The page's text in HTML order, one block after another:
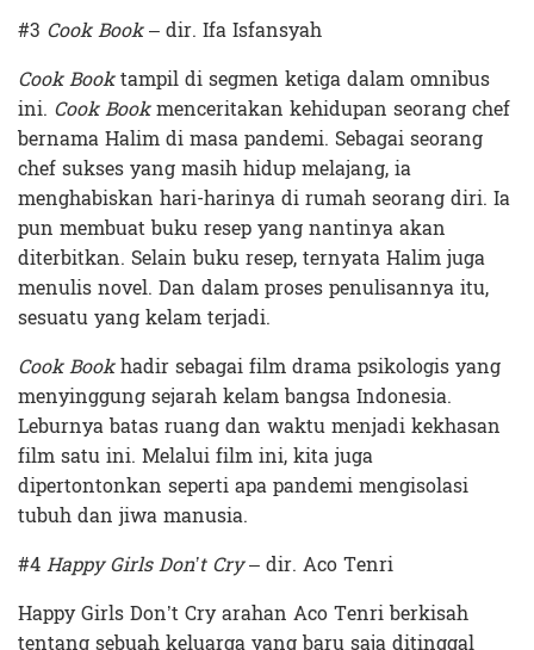
#3 Cook Book– dir. Ifa Isfansyah
Cook Booktampil di segmen ketiga dalam omnibus
ini. Cook Bookmenceritakan kehidupan seorang chef
bernama Halim di masa pandemi. Sebagai seorang
chef sukses yang masih hidup melajang, ia
menghabiskan hari-harinya di rumah seorang diri. Ia
pun membuat buku resep yang nantinya akan
diterbitkan. Selain buku resep, ternyata Halim juga
menulis novel. Dan dalam proses penulisannya itu,
sesuatu yang kelam terjadi.
Cook Bookhadir sebagai film drama psikologis yang
menyinggung sejarah kelam bangsa Indonesia.
Leburnya batas ruang dan waktu menjadi kekhasan
film satu ini. Melalui film ini, kita juga
dipertontonkan seperti apa pandemi mengisolasi
tubuh dan jiwa manusia.
#4Happy Girls Don’t Cry– dir. Aco Tenri
Happy Girls Don’t Cry arahan Aco Tenri berkisah
tentang sebuah keluarga yang baru saja ditinggal